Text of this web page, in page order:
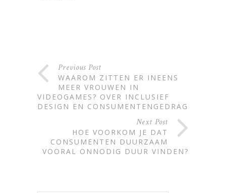
Previous Post
WAAROM ZITTEN ER INEENS
MEER VROUWEN IN
VIDEOGAMES? OVER INCLUSIEF
DESIGN EN CONSUMENTENGEDRAG
Next Post
HOE VOORKOM JE DAT
CONSUMENTEN DUURZAAM
VOORAL ONNODIG DUUR VINDEN?